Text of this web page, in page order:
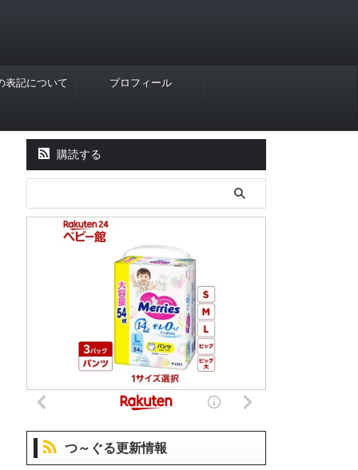
表記について プロフィール
購読する
つ～ぐる更新情報